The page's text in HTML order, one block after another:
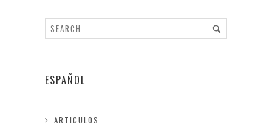
ESPAÑOL
ARTICULOS